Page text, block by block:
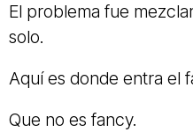
El problema fue
solo.
Aquí es donde entra el
Que no es fancy.